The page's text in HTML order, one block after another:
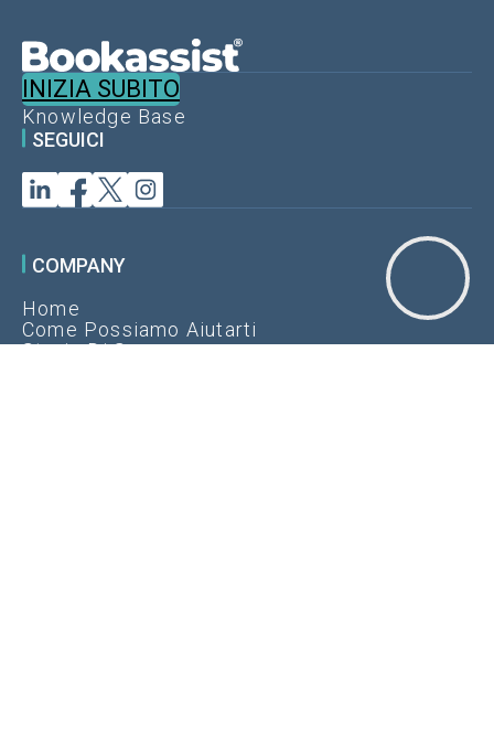
COMPANY
Home
Come Possiamo Aiutarti
Storie Di Successo
INIZIA SUBITO
Knowledge Base
SEGUICI